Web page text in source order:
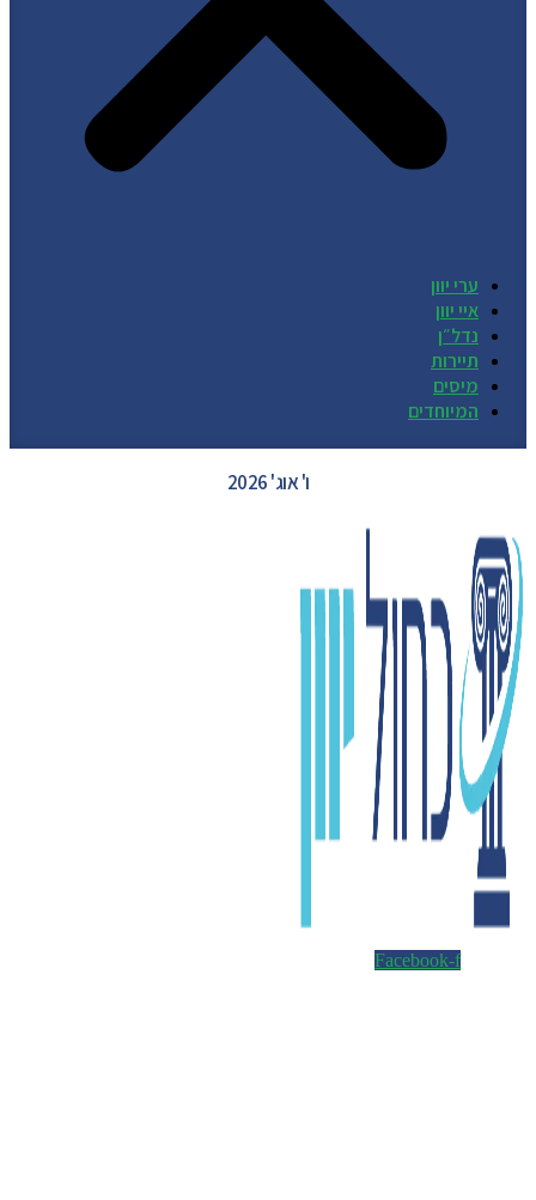
ערי יוון
איי יוון
נדל״ן
תיירות
מיסים
המיוחדים
ו' אוג' 2026
Facebook-f